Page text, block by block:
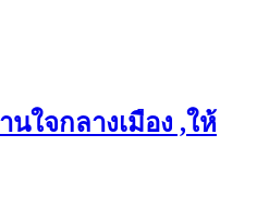
ใจกลางเมือง ,ให้